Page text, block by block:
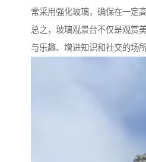
常采用强化玻璃，确保在一定
总之，玻璃观景台不仅是观赏
与乐趣、增进知识和社交的场所